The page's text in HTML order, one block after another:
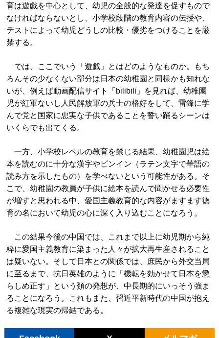
育は遊戯を中心として、幼児の全般的な発達を促すもので
なければならないとし、小学校段階の教育内容の伝授や、
テストによって幼児どうしの比較・優劣をつけることを厳
禁する。
では、ここでいう「遊戯」とはどのようなものか。もち
ろんその少なくない部分は日本の幼稚園と同様かも知れな
いが、例えば動画配信サイト「bilibili」を見れば、幼稚園
児が紅軍ないし人民解放軍の兵士の格好をして、雷鋒に学
んで党と国家に忠実な子供であることを誓い踊るシーンは
いくらでも出てくる。
一方、小学校レベルの教育を禁じる結果、幼稚園児は絵
本を読むのに十分な漢字やピンイン（ラテン文字で華語の
読み方を示したもの）を学べないという可能性がある。そ
こで、幼稚園の教員が子供に絵本を読んで聞かせる必要性
が増すと思われる中、愛国主義教育的な内容がますます徳
育の名において幼児の心に深く入り込むことになろう。
この結果今後の中国では、これまで以上に幼児期から純
粋に愛国主義教育に染まった人々が拡大再生産されること
は疑いない。そして日本との関係では、庶民から外交当局
に至るまで、抗日英雄のように「機転を効かせて日本を懲
らしめ正す」という類の発想が、中長期的にいっそう強ま
ることになろう。これもまた、習近平新時代の中国が抱え
る複雑な現実の帰結である。